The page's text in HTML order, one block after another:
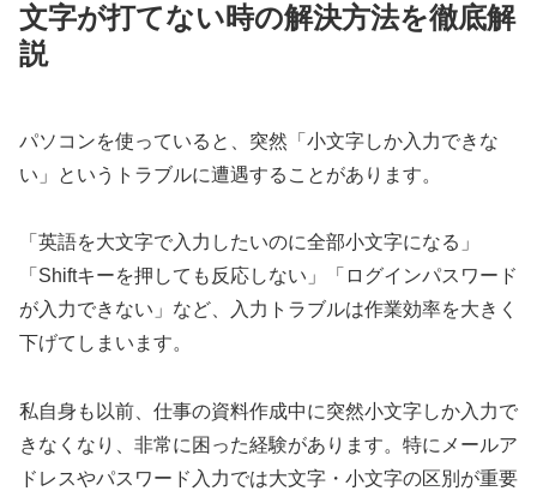
文字が打てない時の解決方法を徹底解
説
パソコンを使っていると、突然「小文字しか入力できな
い」というトラブルに遭遇することがあります。
「英語を大文字で入力したいのに全部小文字になる」
「Shiftキーを押しても反応しない」「ログインパスワード
が入力できない」など、入力トラブルは作業効率を大きく
下げてしまいます。
私自身も以前、仕事の資料作成中に突然小文字しか入力で
きなくなり、非常に困った経験があります。特にメールア
ドレスやパスワード入力では大文字・小文字の区別が重要